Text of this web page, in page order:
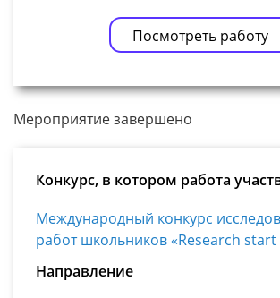
Посмотреть работу
Мероприятие завершено
Конкурс, в котором работа
Международный конкурс
работ школьников «Research start
Направление